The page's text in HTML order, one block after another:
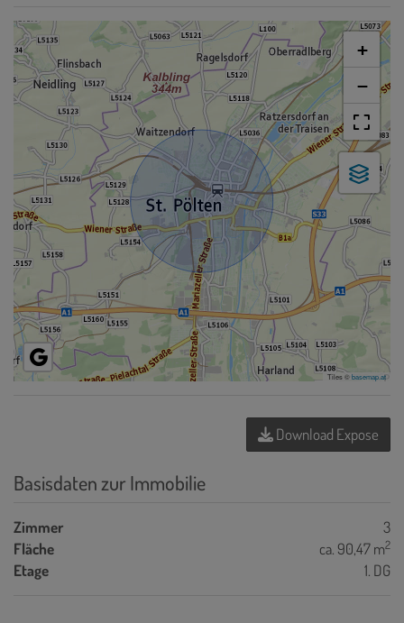
+
−
Tiles ©basemap.at
Download Expose
Basisdaten zur Immobilie
Zimmer
3
Fläche
ca. 90,47 m2
Etage 1. DG